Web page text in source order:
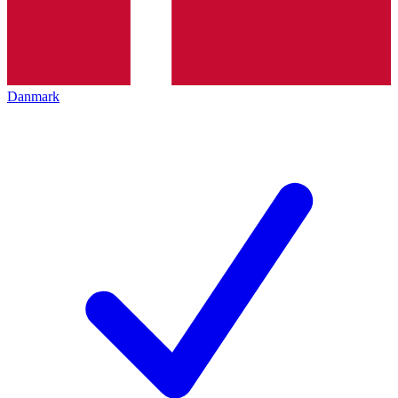
Danmark